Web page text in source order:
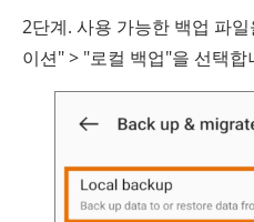
2단계. 사용 가능한 백업 파
이션" > "로컬 백업"을 선택합